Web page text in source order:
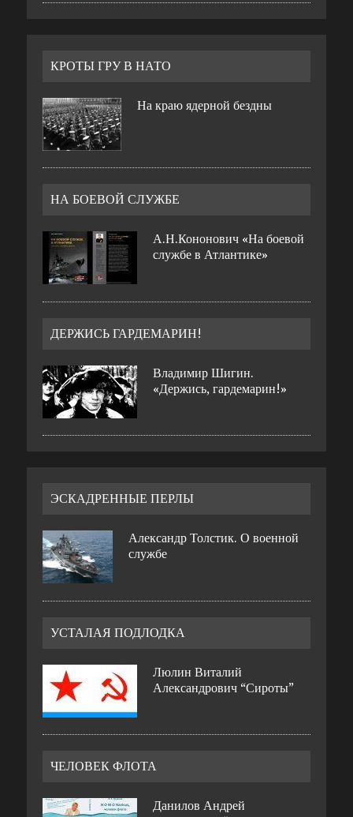
КРОТЫ ГРУ В НАТО
На краю ядерной бездны
НА БОЕВОЙ СЛУЖБЕ
А.Н.Кононович «На боевой
службе в Атлантике»
ДЕРЖИСЬ ГАРДЕМАРИН!
Владимир Шигин.
«Держись, гардемарин!»
ЭСКАДРЕННЫЕ ПЕРЛЫ
Александр Толстик. О военной
службе
УСТАЛАЯ ПОДЛОДКА
Люлин Виталий
Александрович “Сироты”
ЧЕЛОВЕК ФЛОТА
Данилов Андрей